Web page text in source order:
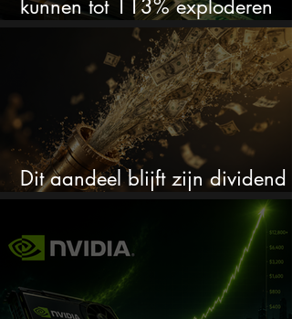
kunnen tot 113% exploderen
(één springt eruit)
Dit aandeel blijft zijn dividend
verhogen, wat er ook gebeurt